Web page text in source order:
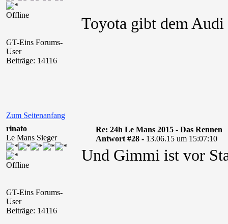
Offline
GT-Eins Forums-
User
Beiträge: 14116
Toyota gibt dem
Zum Seitenanfang
rinato
Le Mans Sieger
Offline
GT-Eins Forums-
User
Beiträge: 14116
Re: 24h Le Mans 2015 - Das Rennen
Antwort #28 - 13.06.15 um 15:07:10
Und Gimmi ist vor